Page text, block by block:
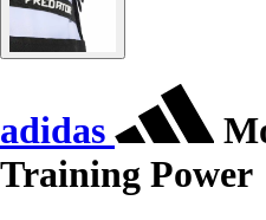
adidas
Training Power